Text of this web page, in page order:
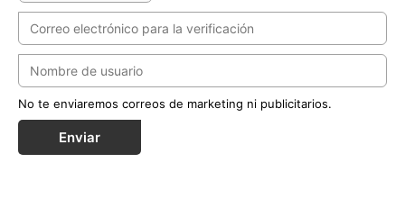
No te enviaremos correos de marketing ni publicitarios.
Enviar